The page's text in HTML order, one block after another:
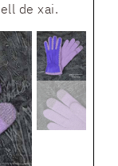
de xai.